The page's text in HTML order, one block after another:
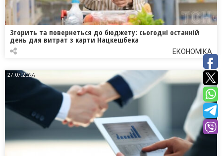
Згорить та повернеться до бюджету: сьогодні останній
день для витрат з карти Нацкешбека
ЕКОНОМІКА
27.07.2026